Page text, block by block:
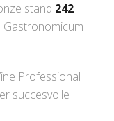
stand 242
Gastronomicum
Professional
succesvolle